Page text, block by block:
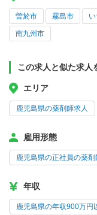
曽於市 霧島市
南九州市
この求人と似た求人
エリア
鹿児島県の薬剤師求人
雇用形態
鹿児島県の正社員の薬剤
年収
鹿児島県の年収900万円